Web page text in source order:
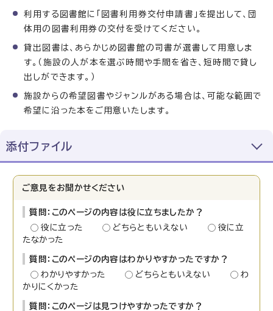
利用する図書館に「図書利用券交付申請書」を提出して、団
体用の図書利用券の交付を受けてください。
貸出図書は、あらかじめ図書館の司書が選書して用意しま
す。（施設の人が本を選ぶ時間や手間を省き、短時間で貸し
出しができます。）
施設からの希望図書やジャンルがある場合は、可能な範囲で
希望に沿った本をご用意いたします。
添付ファイル
ご意見をお聞かせください
質問：このページの内容は役に立ちましたか？
役に立った
どちらともいえない
役に立
たなかった
質問：このページの内容はわかりやすかったですか？
わかりやすかった
どちらともいえない
わ
かりにくかった
質問：このページは見つけやすかったですか？